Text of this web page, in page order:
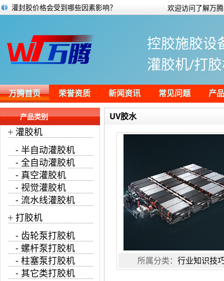
灌封胶价格会受到哪些因素影响？
详解粘钢胶的作用及注意事项
锂电池灌胶机注液机行业的现状和发展趋
灌封胶的种类、作用以及选择
在线点胶机-流水线式自动上下料画胶
建筑密封胶相关知识及分类
欢迎访问了解万
控胶施胶设
灌胶机/打
万腾首页 荣誉资质 新闻资讯 常见问题 产
UV胶水
所属分类： 行业知识技
产品类别
+ 灌胶机
- 半自动灌胶机
- 全自动灌胶机
- 真空灌胶机
- 视觉灌胶机
- 流水线灌胶机
+ 打胶机
- 齿轮泵打胶机
- 螺杆泵打胶机
- 柱塞泵打胶机
- 其它类打胶机